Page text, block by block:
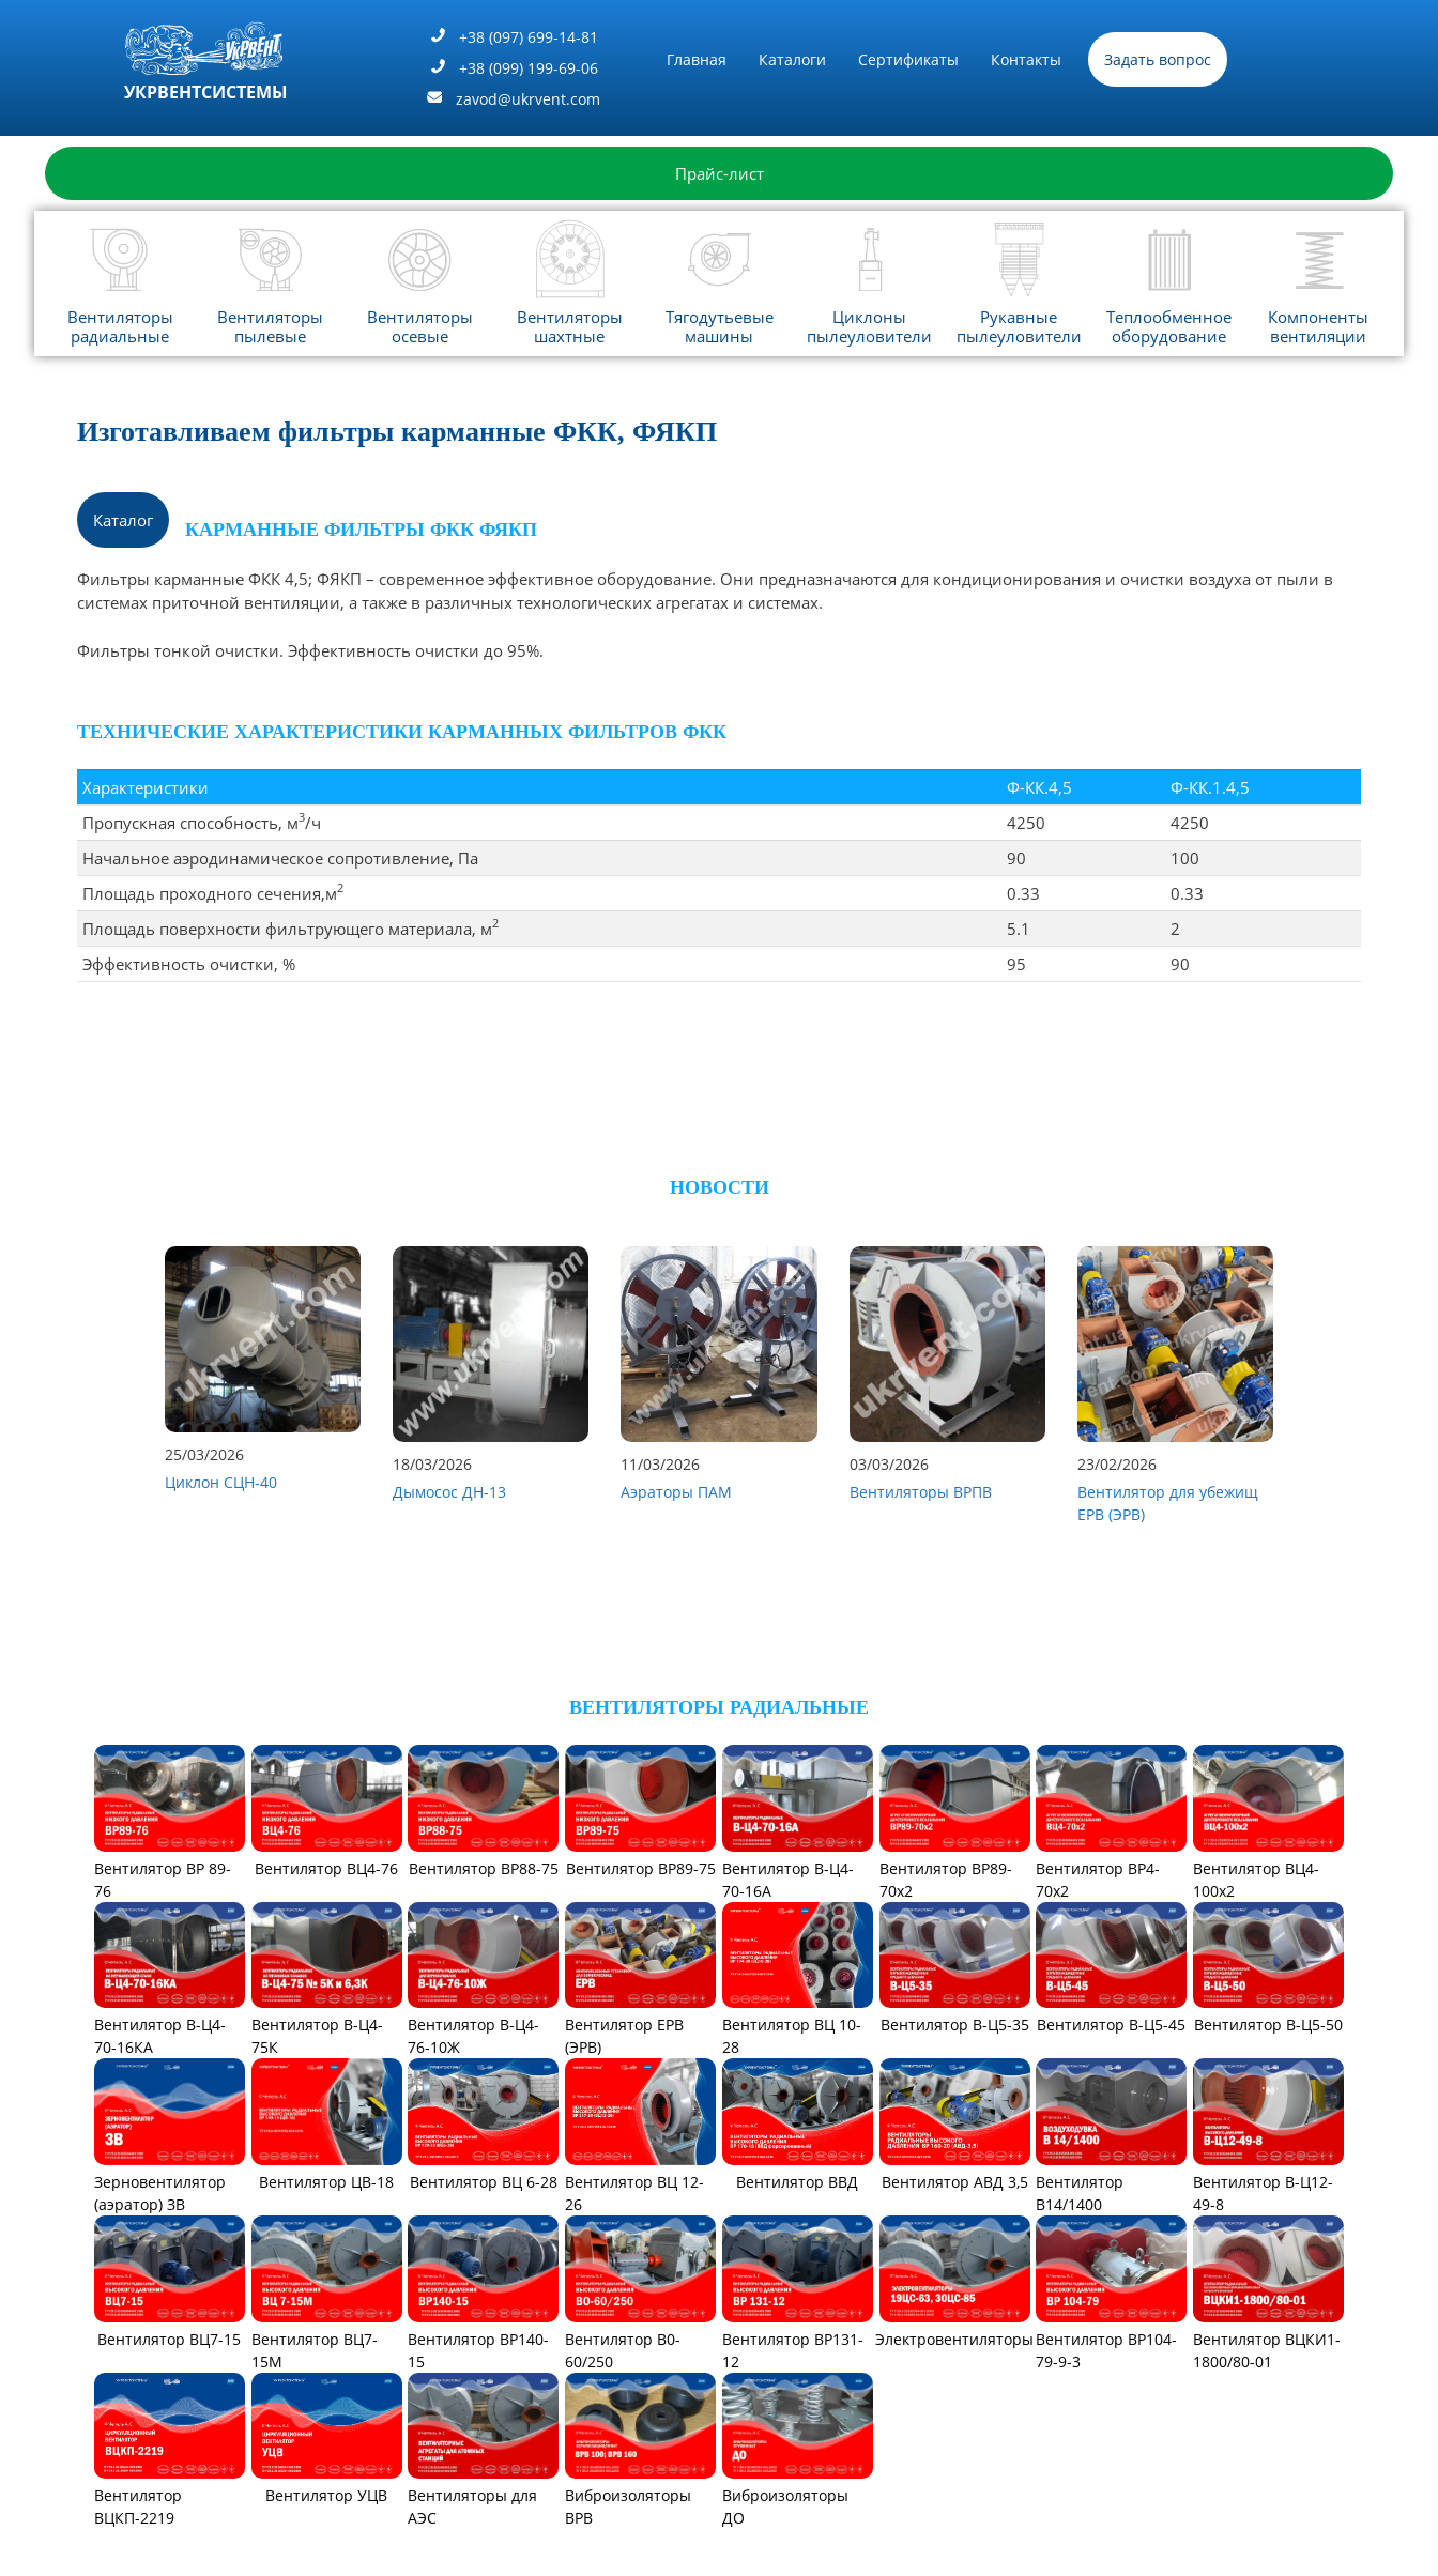
УКРВЕНТСИСТЕМЫ
+38 (097) 699-14-81
+38 (099) 199-69-06
zavod@ukrvent.com
Главная Каталоги Сертификаты Контакты Задать вопрос
Прайс-лист
Вентиляторы
радиальные
Вентиляторы
пылевые
Вентиляторы
осевые
Вентиляторы
шахтные
Тягодутьевые
машины
Циклоны
пылеуловители
Рукавные
пылеуловители
Теплообменное
оборудование
Компоненты
вентиляции
Изготавливаем фильтры карманные ФКК, ФЯКП
Каталог КАРМАННЫЕ ФИЛЬТРЫ ФКК ФЯКП
Фильтры карманные ФКК 4,5; ФЯКП – современное эффективное оборудование. Они предназначаются для кондиционирования и очистки воздуха от пыли в
системах приточной вентиляции, а также в различных технологических агрегатах и системах.
Фильтры тонкой очистки. Эффективность очистки до 95%.
ТЕХНИЧЕСКИЕ ХАРАКТЕРИСТИКИ КАРМАННЫХ ФИЛЬТРОВ ФКК
Характеристики Ф-КК.4,5
Ф-КК.1.4,5
Пропускная способность, м3/ч 4250
4250
Начальное аэродинамическое сопротивление, Па
90
100
Площадь проходного сечения,м2 0.33
0.33
Площадь поверхности фильтрующего материала, м2 5.1
2
Эффективность очистки, %
95 90
НОВОСТИ
25/03/2026
Циклон СЦН-40
18/03/2026
Дымосос ДН-13
11/03/2026
Аэраторы ПАМ
03/03/2026
Вентиляторы ВРПВ
23/02/2026
Вентилятор для убежищ
ЕРВ (ЭРВ)
ВЕНТИЛЯТОРЫ РАДИАЛЬНЫЕ
Вентилятор ВР 89-
76
Вентилятор ВЦ4-76 Вентилятор ВР88-75 Вентилятор ВР89-75 Вентилятор В-Ц4-
70-16А
Вентилятор ВР89-
70x2
Вентилятор ВР4-
70x2
Вентилятор ВЦ4-
100х2
Вентилятор В-Ц4-
70-16КА
Вентилятор В-Ц4-
75К
Вентилятор В-Ц4-
76-10Ж
Вентилятор ЕРВ
(ЭРВ)
Вентилятор ВЦ 10-
28
Вентилятор В-Ц5-35 Вентилятор В-Ц5-45 Вентилятор В-Ц5-50
Зерновентилятор
(аэратор) ЗВ
Вентилятор ЦВ-18 Вентилятор ВЦ 6-28 Вентилятор ВЦ 12-
26
Вентилятор ВВД Вентилятор АВД 3,5 Вентилятор
В14/1400
Вентилятор В-Ц12-
49-8
Вентилятор ВЦ7-15 Вентилятор ВЦ7-
15М
Вентилятор ВР140-
15
Вентилятор В0-
60/250
Вентилятор ВР131-
12
Электровентиляторы Вентилятор ВР104-
79-9-3
Вентилятор ВЦКИ1-
1800/80-01
Вентилятор
ВЦКП-2219
Вентилятор УЦВ
Вентиляторы для
АЭС
Виброизоляторы
ВРВ
Виброизоляторы
ДО